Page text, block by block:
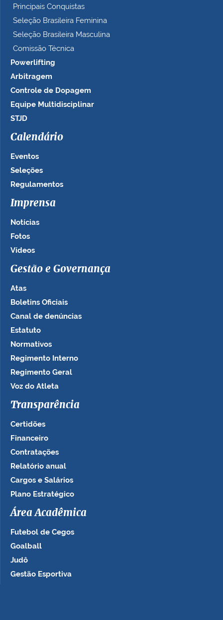
Principais Conquistas
Seleção Brasileira Feminina
Seleção Brasileira Masculina
Comissão Técnica
Powerlifting
Arbitragem
Controle de Dopagem
Equipe Multidisciplinar
STJD
Calendário
Eventos
Seleções
Regulamentos
Imprensa
Notícias
Fotos
Vídeos
Gestão e Governança
Atas
Boletins Oficiais
Canal de denúncias
Estatuto
Normativos
Regimento Interno
Regimento Geral
Voz do Atleta
Transparência
Certidões
Financeiro
Contratações
Relatório anual
Cargos e Salários
Plano Estratégico
Área Acadêmica
Futebol de Cegos
Goalball
Judô
Gestão Esportiva